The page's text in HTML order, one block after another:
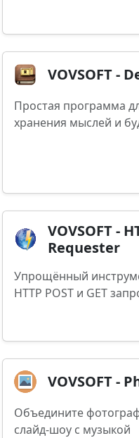
VOVSOFT -
Простая программа
хранения мыслей и
VOVSOFT -
Requester
Упрощённый
HTTP POST и GET
VOVSOFT -
Объедините
слайд-шоу с музыкой